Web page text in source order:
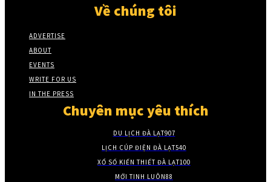
Về chúng tôi
ADVERTISE
ABOUT
EVENTS
WRITE FOR US
IN THE PRESS
Chuyên mục yêu thích
DU LỊCH ĐÀ LẠT907
LỊCH CÚP ĐIỆN ĐÀ LẠT540
XỔ SỐ KIẾN THIẾT ĐÀ LẠT100
MỚI TINH LUÔN88